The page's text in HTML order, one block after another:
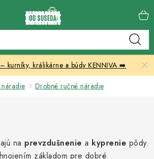
kurníky, králikárne a búdy KENNIVA ➡️
Drobné ručné náradie
na prevzdušnenie a kyprenie pôdy.
základom pre dobré